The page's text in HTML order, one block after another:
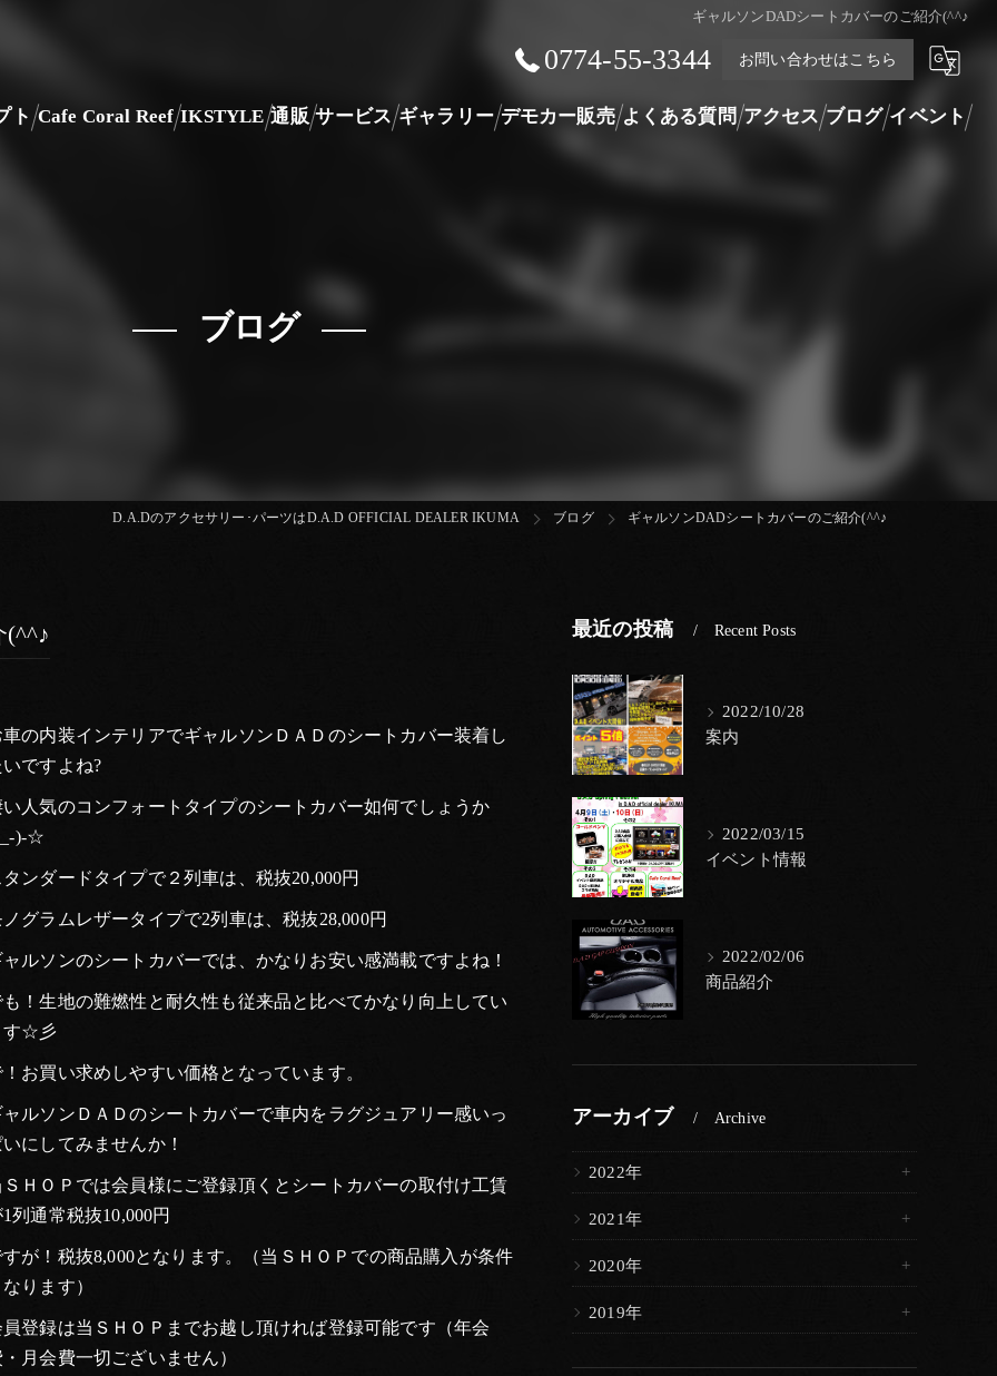
ギャルソンDADシートカバーのご紹介(^^♪
0774-55-3344 お問い合わせはこちら
ト Cafe Coral Reef IKSTYLE 通販 サービス ギャラリー デモカー販売 よくある質問 アクセス ブログ イベント
ブログ
D.A.Dのアクセサリー･パーツはD.A.D OFFICIAL DEALER IKUMA ブログ ギャルソンDADシートカバーのご紹介(^^♪
車の内装インテリアでギャルソンＤＡＤのシートカバー装着し
ですよね?
い人気のコンフォートタイプのシートカバー如何でしょうか
)-☆
ンダードタイプで２列車は、税抜20,000円
グラムレザータイプで2列車は、税抜28,000円
ャルソンのシートカバーでは、かなりお安い感満載ですよね！
も！生地の難燃性と耐久性も従来品と比べてかなり向上してい
す☆彡
お買い求めしやすい価格となっています。
ャルソンＤＡＤのシートカバーで車内をラグジュアリー感いっ
にしてみませんか！
ＳＨＯＰでは会員様にご登録頂くとシートカバーの取付け工賃
列通常税抜10,000円
すが！税抜8,000となります。（当ＳＨＯＰでの商品購入が条件
ります）
員登録は当ＳＨＯＰまでお越し頂ければ登録可能です（年会
月会費一切ございません）
最近の投稿 Recent Posts
2022/10/28
案内
2022/03/15
イベント情報
2022/02/06
商品紹介
アーカイブ Archive
2022年
2021年
2020年
2019年